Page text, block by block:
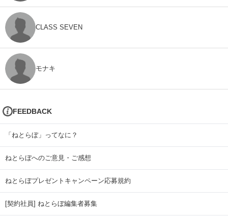
CLASS SEVEN
モナキ
FEEDBACK
「ねとらぼ」ってなに？
ねとらぼへのご意見・ご感想
ねとらぼプレゼントキャンペーン応募規約
[契約社員] ねとらぼ編集者募集